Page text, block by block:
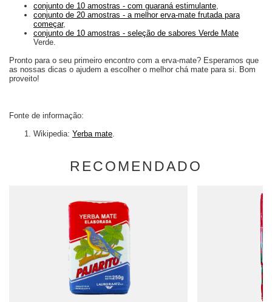
conjunto de 10 amostras - com guaraná estimulante
conjunto de 20 amostras - a melhor erva-mate frutada para
começar,
conjunto de 10 amostras - seleção de sabores Verde Mate
Verde.
Pronto para o seu primeiro encontro com a erva-mate? Esperamos que
as nossas dicas o ajudem a escolher o melhor chá mate para si. Bom
proveito!
Fonte de informação:
Wikipedia: Yerba mate
RECOMENDADO